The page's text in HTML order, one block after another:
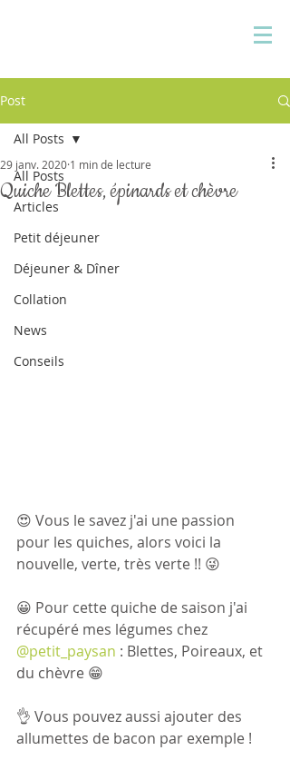
Post
All Posts
Articles
Petit déjeuner
Déjeuner & Dîner
Collation
News
Conseils
All Posts
Quiche Blettes, épinards et chèvre
29 janv. 2020 1 min de lecture
😍 Vous le savez j'ai une passion
pour les quiches, alors voici la
nouvelle, verte, très verte !! 😜
😀 Pour cette quiche de saison j'ai
récupéré mes légumes chez
@petit_paysan : Blettes, Poireaux, et
du chèvre 😁
👌 Vous pouvez aussi ajouter des
allumettes de bacon par exemple !